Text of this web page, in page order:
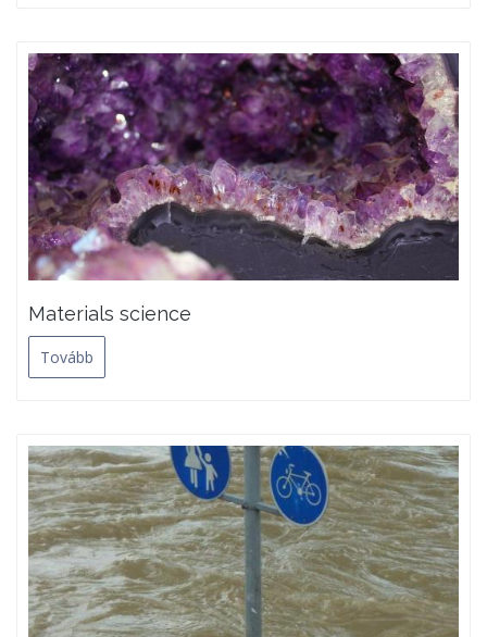
Materials science
Tovább